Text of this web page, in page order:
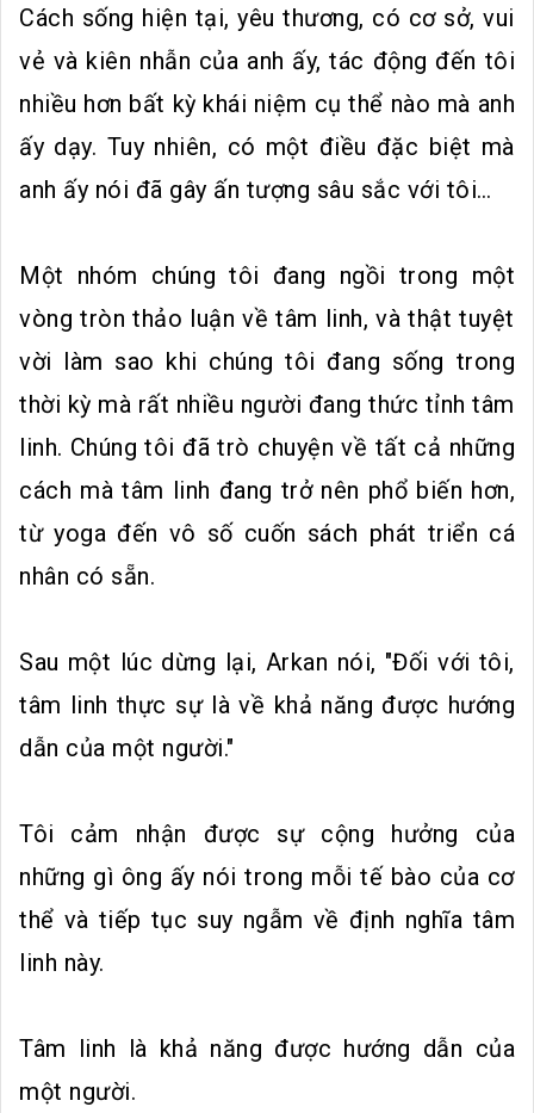
Cách sống hiện tại, yêu thương, có cơ sở, vui
vẻ và kiên nhẫn của anh ấy, tác động đến tôi
nhiều hơn bất kỳ khái niệm cụ thể nào mà anh
ấy dạy. Tuy nhiên, có một điều đặc biệt mà
anh ấy nói đã gây ấn tượng sâu sắc với tôi…
Một nhóm chúng tôi đang ngồi trong một
vòng tròn thảo luận về tâm linh, và thật tuyệt
vời làm sao khi chúng tôi đang sống trong
thời kỳ mà rất nhiều người đang thức tỉnh tâm
linh. Chúng tôi đã trò chuyện về tất cả những
cách mà tâm linh đang trở nên phổ biến hơn,
từ yoga đến vô số cuốn sách phát triển cá
nhân có sẵn.
Sau một lúc dừng lại, Arkan nói, "Đối với tôi,
tâm linh thực sự là về khả năng được hướng
dẫn của một người."
Tôi cảm nhận được sự cộng hưởng của
những gì ông ấy nói trong mỗi tế bào của cơ
thể và tiếp tục suy ngẫm về định nghĩa tâm
linh này.
Tâm linh là khả năng được hướng dẫn của
một người.